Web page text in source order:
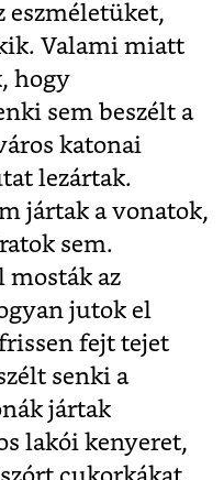
eszméletüket,
Valami miatt
hogy
sem beszélt a
katonai
lezártak.
jártak a vonatok,
sem.
mosták az
jutok el
fejt tejet
senki a
jártak
lakói kenyeret,